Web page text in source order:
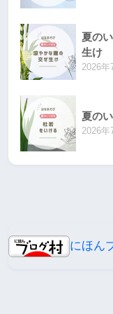
夏の
生け
2026年
夏の
2026年
にほん